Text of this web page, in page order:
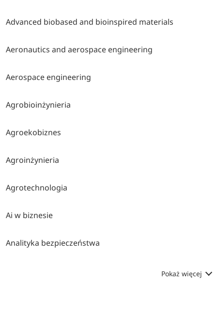
Advanced biobased and bioinspired materials
Aeronautics and aerospace engineering
Aerospace engineering
Agrobioinżynieria
Agroekobiznes
Agroinżynieria
Agrotechnologia
Ai w biznesie
Analityka bezpieczeństwa
Pokaż więcej